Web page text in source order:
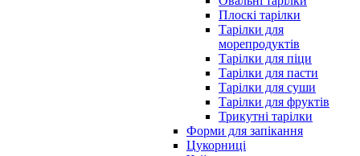
Плоскі тарілки
Тарілки для
морепродуктів
Тарілки для піци
Тарілки для пасти
Тарілки для суши
Тарілки для фруктів
Трикутні тарілки
Форми для запікання
Цукорниці